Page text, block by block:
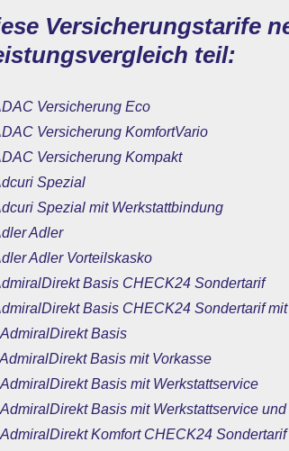
Versicherungstarife
teil:
Versicherung Eco
Versicherung KomfortVario
Versicherung Kompakt
Spezial
Spezial mit Werkstattbindung
Adler
Adler Vorteilskasko
Basis CHECK24 Sondertarif
Basis CHECK24 Sondertarif
Basis
Basis mit Vorkasse
Basis mit Werkstattservice
Basis mit Werkstattservice
Komfort CHECK24 Sondertarif